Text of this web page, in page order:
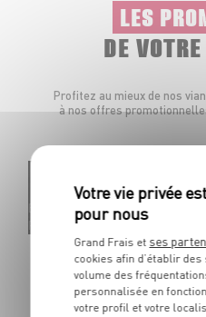
LES
DE
Profitez au mieux de nos
à nos offres
Élaborées en
Aiguillettes de canard
Marinade aux 5 baies ou au
Dans la limite des stocks
Grand Frais et ses
cookies afin d’établir
volume des
personnalisée en
votre profil et votre